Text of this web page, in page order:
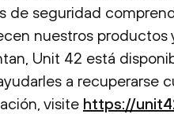
de seguridad
nuestros productos
Unit 42 está
a
visite https://